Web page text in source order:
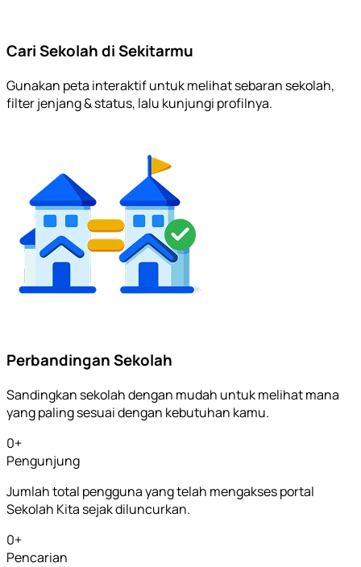
Cari Sekolah di Sekitarmu
Gunakan peta interaktif untuk melihat sebaran sekolah,
filter jenjang & status, lalu kunjungi profilnya.
Perbandingan Sekolah
Sandingkan sekolah dengan mudah untuk melihat mana
yang paling sesuai dengan kebutuhan kamu.
0+
Pengunjung
Jumlah total pengguna yang telah mengakses portal
Sekolah Kita sejak diluncurkan.
0+
Pencarian